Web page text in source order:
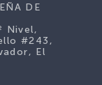
DE
Nivel,
#243,
El